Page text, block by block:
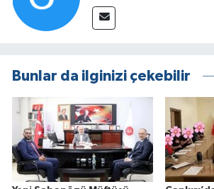
Bunlar da ilginizi çekebilir